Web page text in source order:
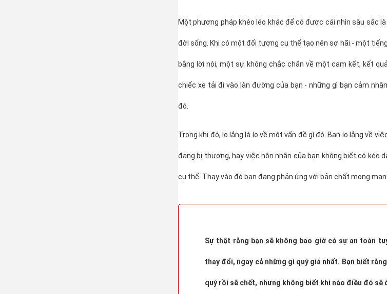
Một phương pháp khéo léo khác để có được cái nhìn sâu sắc
đời sống. Khi có một đối tượng cụ thể tạo nên sợ hãi - một
bằng lời nói, một sự không chắc chắn về một cam kết, kết
chiếc xe tải đi vào làn đường của bạn - những gì bạn cảm
đó.
Trong khi đó, lo lắng là lo về một vấn đề gì đó. Bạn lo lắng về
đang bị thương, hay việc hôn nhân của bạn không biết có kéo
cụ thể. Thay vào đó bạn đang phản ứng với bản chất mong
Sự thật rằng bạn sẽ không bao giờ có sự an toàn
thay đổi, ngay cả những gì quý giá nhất. Bạn biết
quý rồi sẽ chết, nhưng không biết khi nào điều đó sẽ